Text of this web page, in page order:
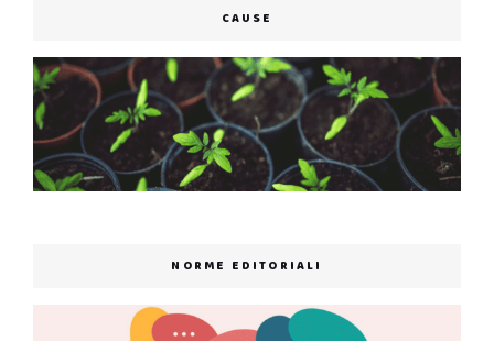
CAUSE
NORME EDITORIALI